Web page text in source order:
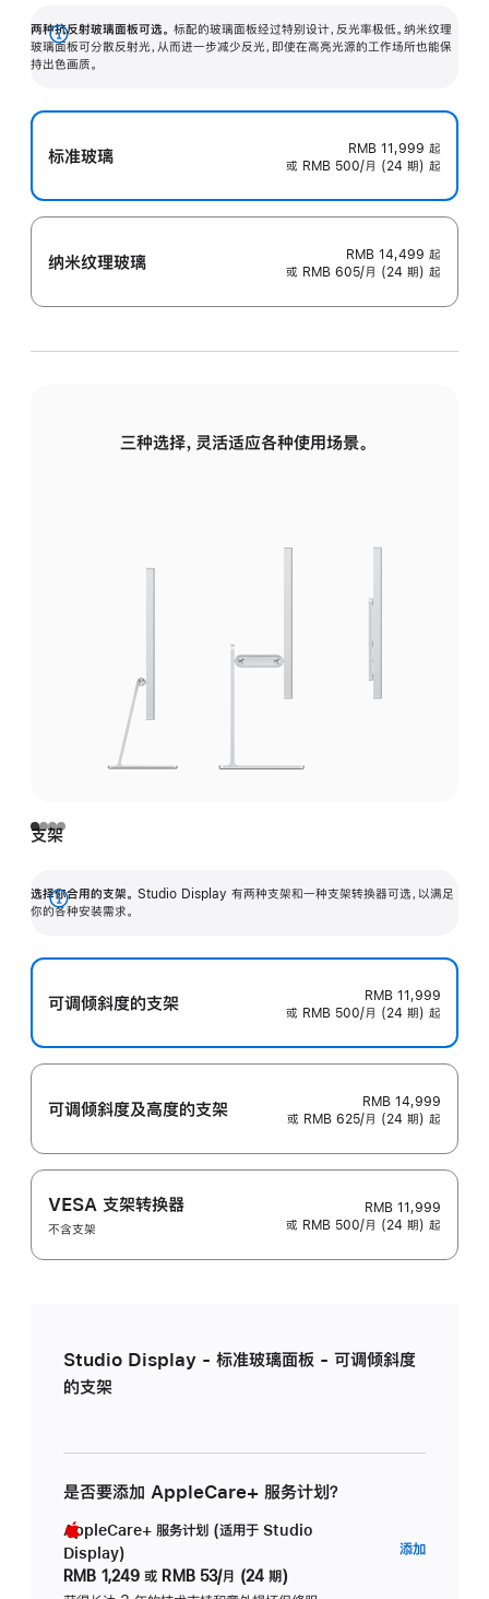
两种抗反射玻璃面板可选。 标配的玻璃面板经过特别设计，反光率极低。纳米纹理
玻璃面板可分散反射光，从而进一步减少反光，即使在高亮光源的工作场所也能保
持出色画质。
展
开
标准玻璃 RMB 11,999 起
或 RMB 500/月 (24 期) 起
纳米纹理玻璃 RMB 14,499 起
或 RMB 605/月 (24 期) 起
三种选择，灵活适应各种使用场景。
支架
选择你合用的支架。 Studio Display 有两种支架和一种支架转换器可选，以满足
你的各种安装需求。
展
可调倾斜度的支架
RMB 11,999
或 RMB 500/月 (24 期) 起
可调倾斜度及高‍度的支‍架
RMB 14,999
或 RMB 625/月 (24 期) 起
VESA 支架转换器
不含支架
RMB 11,999
或 RMB 500/月 (24 期) 起
Studio Display - 标准玻璃面板 - 可调倾斜度
的支架
是否要添加 AppleCare+ 服务计划？
AppleCare+ 服务计划 (适用于 Studio
Display)
RMB 1,249 或 RMB 53/月 (24 期)
添加